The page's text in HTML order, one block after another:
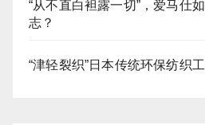
“从不直白袒露一切”，爱马仕
志？
“津轻裂织”日本传统环保纺织